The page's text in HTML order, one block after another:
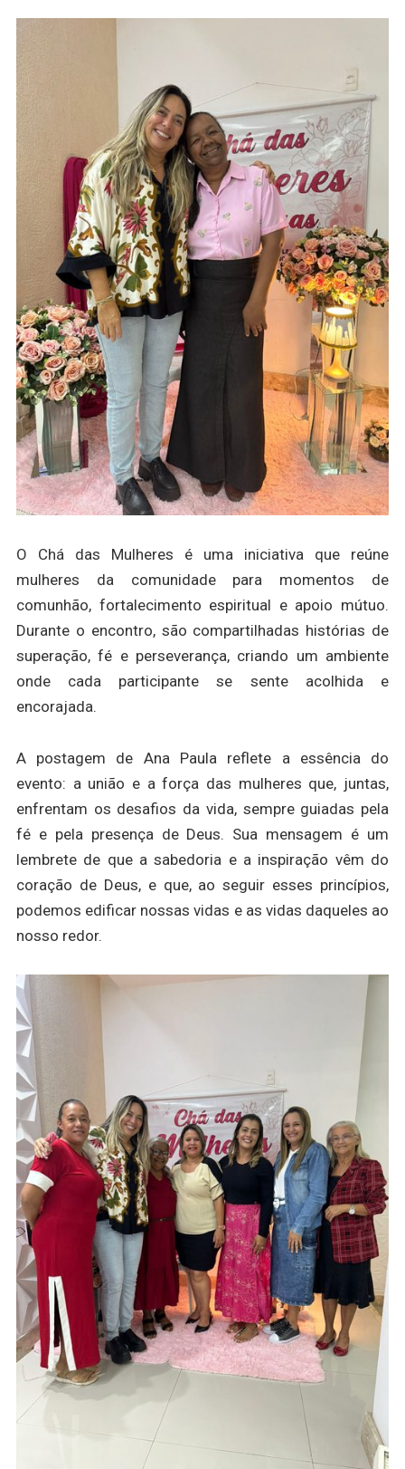
O Chá das Mulheres é uma iniciativa que reúne
mulheres da comunidade para momentos de
comunhão, fortalecimento espiritual e apoio mútuo.
Durante o encontro, são compartilhadas histórias de
superação, fé e perseverança, criando um ambiente
onde cada participante se sente acolhida e
encorajada.
A postagem de Ana Paula reflete a essência do
evento: a união e a força das mulheres que, juntas,
enfrentam os desafios da vida, sempre guiadas pela
fé e pela presença de Deus. Sua mensagem é um
lembrete de que a sabedoria e a inspiração vêm do
coração de Deus, e que, ao seguir esses princípios,
podemos edificar nossas vidas e as vidas daqueles ao
nosso redor.